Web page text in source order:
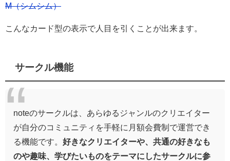
M（シムシム）
こんなカード型の表示で人目を引くことが出来ます。
サークル機能
noteのサークルは、あらゆるジャンルのクリエイター
が自分のコミュニティを手軽に月額会費制で運営でき
る機能です。 好きなクリエイターや、共通の好きなも
のや趣味、学びたいものをテーマにしたサークルに参